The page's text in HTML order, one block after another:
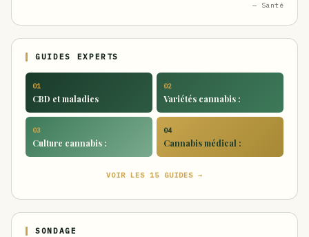
— Santé
GUIDES EXPERTS
01
CBD et maladies
02
Variétés cannabis :
03
Culture cannabis :
04
Cannabis médical :
VOIR LES 15 GUIDES →
SONDAGE